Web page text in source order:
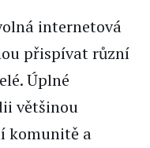
internetová
přispívat různí
Úplné
většinou
komunitě a